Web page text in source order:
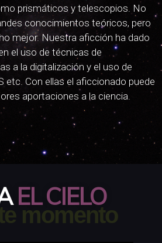
prismáticos y telescopios. No
conocimientos teóricos, pero
mejor. Nuestra aficción ha dado
el uso de técnicas de
a la digitalización y el uso de
etc. Con ellas el aficcionado puede
aportaciones a la ciencia.
EL CIELO
momento